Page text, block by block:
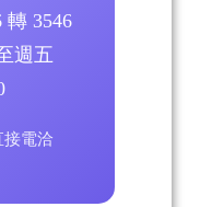
轉 3546
週五
電洽